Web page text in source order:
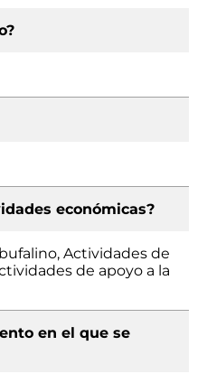
económicas?
Actividades de
de apoyo a la
en el que se